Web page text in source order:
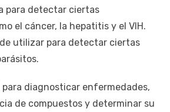
para detectar ciertas
el cáncer, la hepatitis y el VIH.
utilizar para detectar ciertas
para diagnosticar enfermedades,
de compuestos y determinar su